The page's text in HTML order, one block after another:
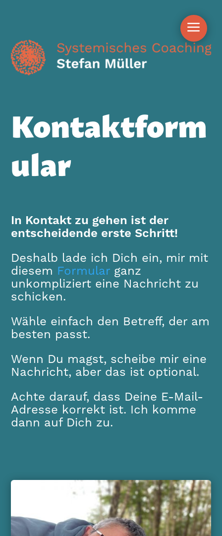
Kontaktform
ular
In Kontakt zu gehen ist der
entscheidende erste Schritt!
Deshalb lade ich Dich ein, mir mit
diesem Formular ganz
unkompliziert eine Nachricht zu
schicken.
Wähle einfach den Betreff, der am
besten passt.
Wenn Du magst, scheibe mir eine
Nachricht, aber das ist optional.
Achte darauf, dass Deine E-Mail-
Adresse korrekt ist. Ich komme
dann auf Dich zu.
a